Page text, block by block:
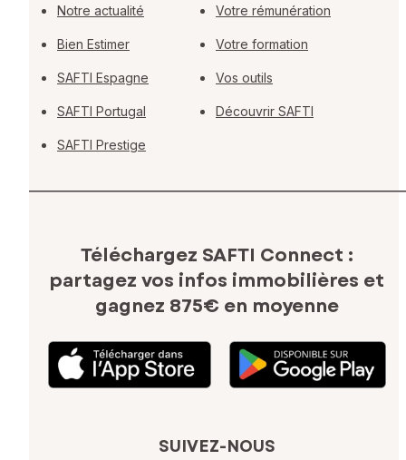
Notre actualité
Bien Estimer
SAFTI Espagne
SAFTI Portugal
SAFTI Prestige
Votre rémunération
Votre formation
Vos outils
Découvrir SAFTI
Téléchargez SAFTI Connect :
partagez vos infos immobilières et
gagnez 875€ en moyenne
SUIVEZ-NOUS